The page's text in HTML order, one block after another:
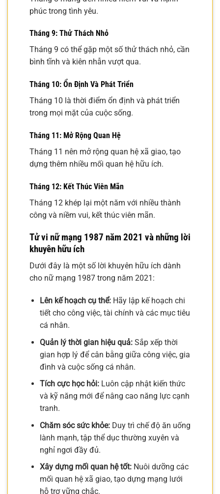
phúc trong tình yêu.
Tháng 9: Thử Thách Nhỏ
Tháng 9 có thể gặp một số thử thách nhỏ, cần
bình tĩnh và kiên nhẫn vượt qua.
Tháng 10: Ổn Định Và Phát Triển
Tháng 10 là thời điểm ổn định và phát triển
trong mọi mặt của cuộc sống.
Tháng 11: Mở Rộng Quan Hệ
Tháng 11 nên mở rộng quan hệ xã giao, tạo
dựng thêm nhiều mối quan hệ hữu ích.
Tháng 12: Kết Thúc Viên Mãn
Tháng 12 khép lại một năm với nhiều thành
công và niềm vui, kết thúc viên mãn.
Tử vi nữ mạng 1987 năm 2021 và những lời
khuyên hữu ích
Dưới đây là một số lời khuyên hữu ích dành
cho nữ mạng 1987 trong năm 2021:
Lên kế hoạch cụ thể:Hãy lập kế hoạch chi
tiết cho công việc, tài chính và các mục tiêu
cá nhân.
Quản lý thời gian hiệu quả:Sắp xếp thời
gian hợp lý để cân bằng giữa công việc, gia
đình và cuộc sống cá nhân.
Tích cực học hỏi:Luôn cập nhật kiến thức
và kỹ năng mới để nâng cao năng lực cạnh
tranh.
Chăm sóc sức khỏe:Duy trì chế độ ăn uống
lành mạnh, tập thể dục thường xuyên và
nghỉ ngơi đầy đủ.
Xây dựng mối quan hệ tốt:Nuôi dưỡng các
mối quan hệ xã giao, tạo dựng mạng lưới
hỗ trợ vững chắc.